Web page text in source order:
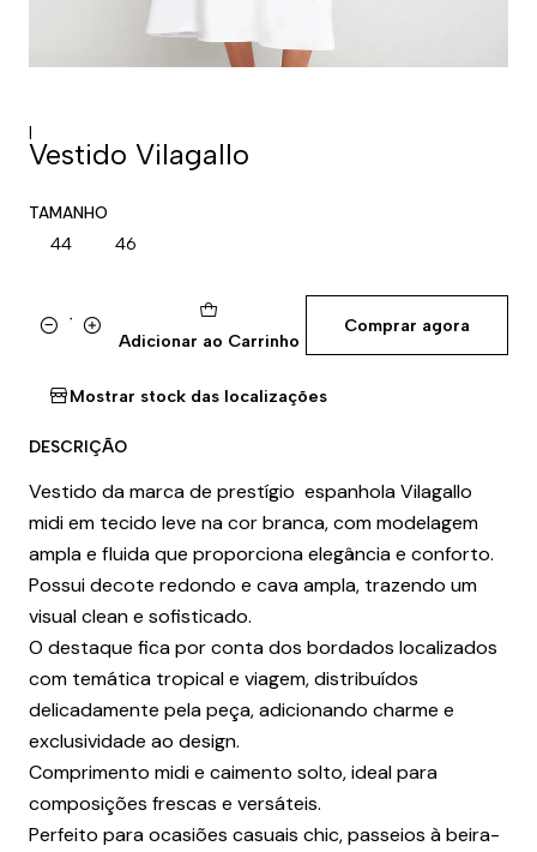
|
Vestido Vilagallo
TAMANHO
44 46
QuantidadeAdicionar ao Carrinho
Comprar agora
Mostrar stock das localizações
DESCRIÇÃO
Vestido da marca de prestígio espanhola Vilagallo
midi em tecido leve na cor branca, com modelagem
ampla e fluida que proporciona elegância e conforto.
Possui decote redondo e cava ampla, trazendo um
visual clean e sofisticado.
O destaque fica por conta dos bordados localizados
com temática tropical e viagem, distribuídos
delicadamente pela peça, adicionando charme e
exclusividade ao design.
Comprimento midi e caimento solto, ideal para
composições frescas e versáteis.
Perfeito para ocasiões casuais chic, passeios à beira-